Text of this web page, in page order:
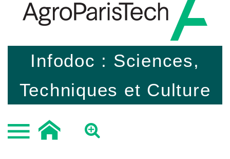
Infodoc : Sciences,
Techniques et Culture